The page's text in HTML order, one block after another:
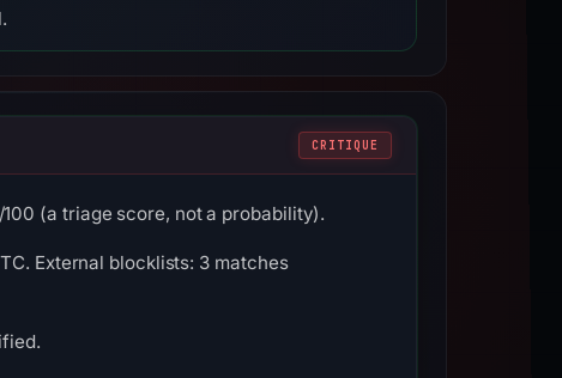
CRITIQUE
(a triage score, not a probability).
External blocklists: 3 matches